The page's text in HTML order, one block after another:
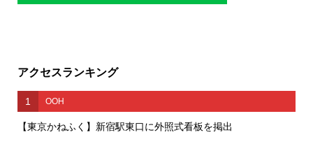
アクセスランキング
1 OOH
【東京かねふく】新宿駅東口に外照式看板を掲出